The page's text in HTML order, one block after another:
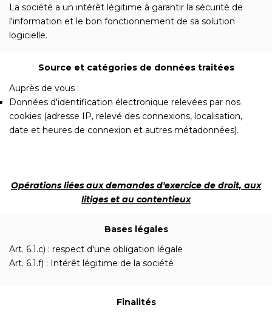
La société a un intérêt légitime à garantir la sécurité de
l'information et le bon fonctionnement de sa solution
logicielle.
Source et catégories de données traitées
Auprès de vous :
Données d'identification électronique relevées par nos
cookies (adresse IP, relevé des connexions, localisation,
date et heures de connexion et autres métadonnées).
Opérations liées aux demandes d'exercice de droit, aux
litiges et au contentieux
Bases légales
Art. 6.1.c) : respect d'une obligation légale
Art. 6.1.f) : Intérêt légitime de la société
Finalités